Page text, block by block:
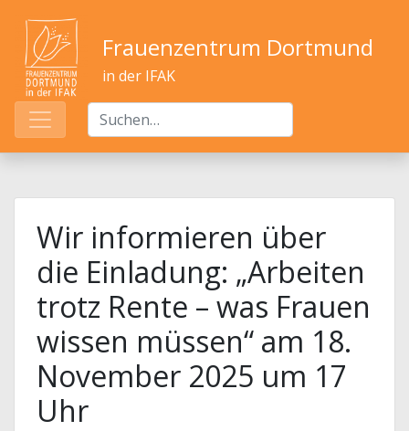
Frauenzentrum Dortmund
in der IFAK
Wir informieren über
die Einladung: „Arbeiten
trotz Rente – was Frauen
wissen müssen“ am 18.
November 2025 um 17
Uhr